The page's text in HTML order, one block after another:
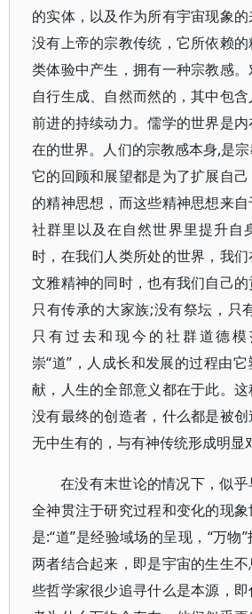
的实体，以及作为所有宇宙现象
没有上帝的宗教传统，它所依赖
类体验中产生，拥有一种宗教感
自行生成、自然而然的，其中包
前进的持续动力。儒学的世界是
在的世界。人们的宗教感本身,是宗
它的回顾和展望都是为了扩展自
的精神思想，而这些精神思想来自
社群里以及在自然世界里提升自
时，在我们人类所处的世界，我
文雅精神的同时，也有我们自己的
只有传承的大家族;没有祭坛，只
只有过去和现今的社群道德
崇“道”，人成长和发展的过程由
献，人生的全部意义都在于此。这
没有最终的创造者，什么都是被
无中生有的，与有神传统形成明显
在没有末世论的情况下，似
全神贯注于研究过程和变化的现
是:“道”是经验域场的呈现，“万物
两者结合起来，即是宇宙的生生
些哲学家很少追寻什么是本源，